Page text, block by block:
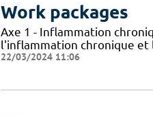
Work packages
Axe 1 - Inflammation
l'inflammation chronique et
22/03/2024 11:06